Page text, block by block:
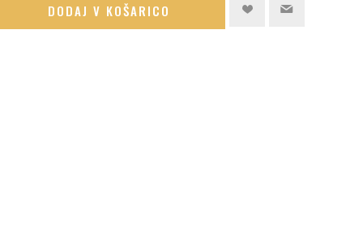
DODAJ V KOŠARICO